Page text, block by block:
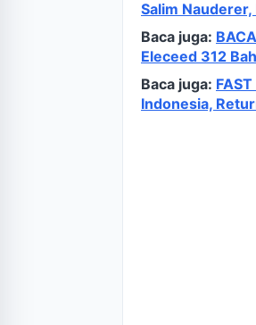
Salim
Baca juga:
Eleceed 312
Baca juga:
Indonesia,